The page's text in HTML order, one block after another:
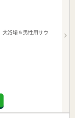
大浴場＆男性用サウ